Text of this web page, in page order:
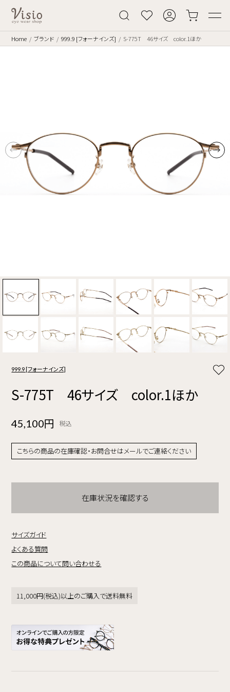
Home ブランド 999.9 [フォーナインズ] S-775T 46サイズ color.1ほか
999.9 [フォーナインズ]
S-775T 46サイズ color.1ほか
45,100円 税込
こちらの商品の在庫確認・お問合せはメールでご連絡ください
在庫状況を確認する
サイズガイド
よくある質問
この商品について問い合わせる
11,000円(税込)以上のご購入で送料無料